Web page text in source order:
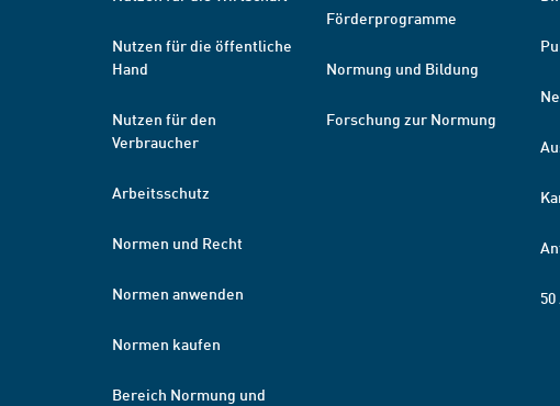
Nutzen für die öffentliche
Hand
Nutzen für den
Verbraucher
Arbeitsschutz
Normen und Recht
Normen anwenden
Normen kaufen
Bereich Normung und
Förderprogramme
Normung und Bildung
Forschung zur Normung